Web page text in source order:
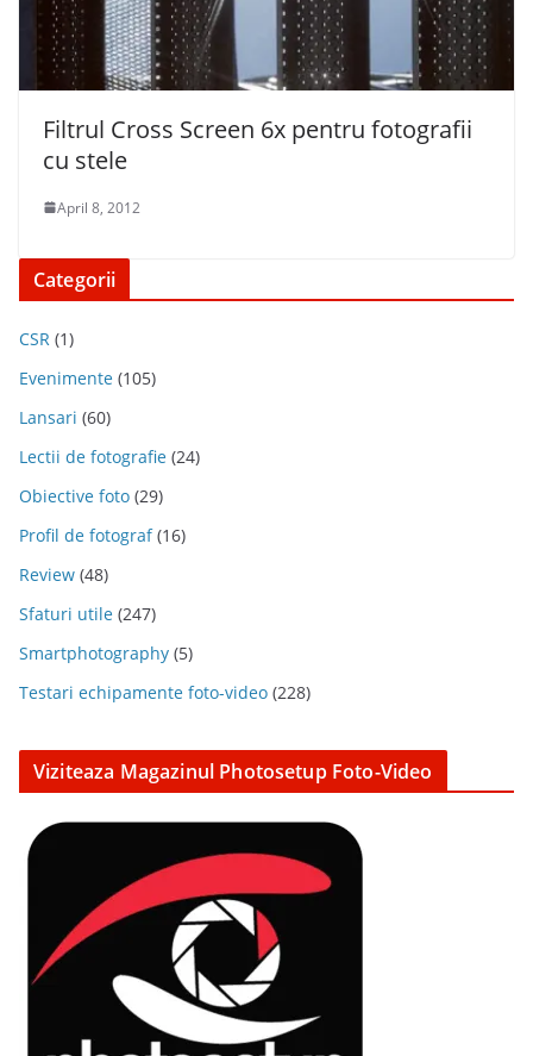
Filtrul Cross Screen 6x pentru fotografii
cu stele
April 8, 2012
Categorii
CSR (1)
Evenimente (105)
Lansari (60)
Lectii de fotografie (24)
Obiective foto (29)
Profil de fotograf(16)
Review (48)
Sfaturi utile (247)
Smartphotography (5)
Testari echipamente foto-video (228)
Viziteaza Magazinul Photosetup Foto-Video